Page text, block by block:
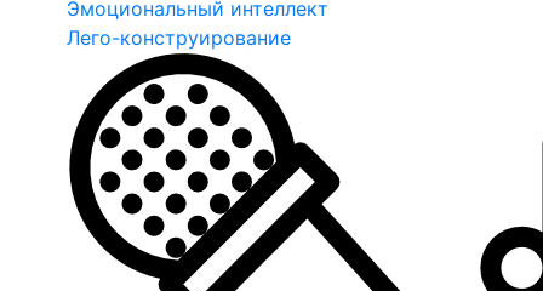
Эмоциональный интеллект
Лего-конструирование